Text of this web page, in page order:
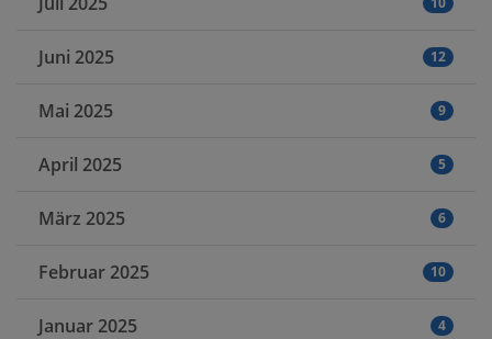
Juni 2025 12
Mai 2025 9
April 2025 5
März 2025 6
Februar 2025 10
Januar 2025 4